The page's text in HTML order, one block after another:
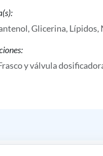
Glicerina, Lípidos,
y válvula